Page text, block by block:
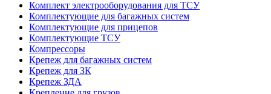
Комплект электрооборудования для ТСУ
Комплектующие для багажных систем
Комплектующие для прицепов
Комплектующие ТСУ
Компрессоры
Крепеж для багажных систем
Крепеж для ЗК
Крепеж ЗДА